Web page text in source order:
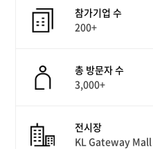
참가기업 수
200+
총 방문자 수
3,000+
전시장
KL Gateway